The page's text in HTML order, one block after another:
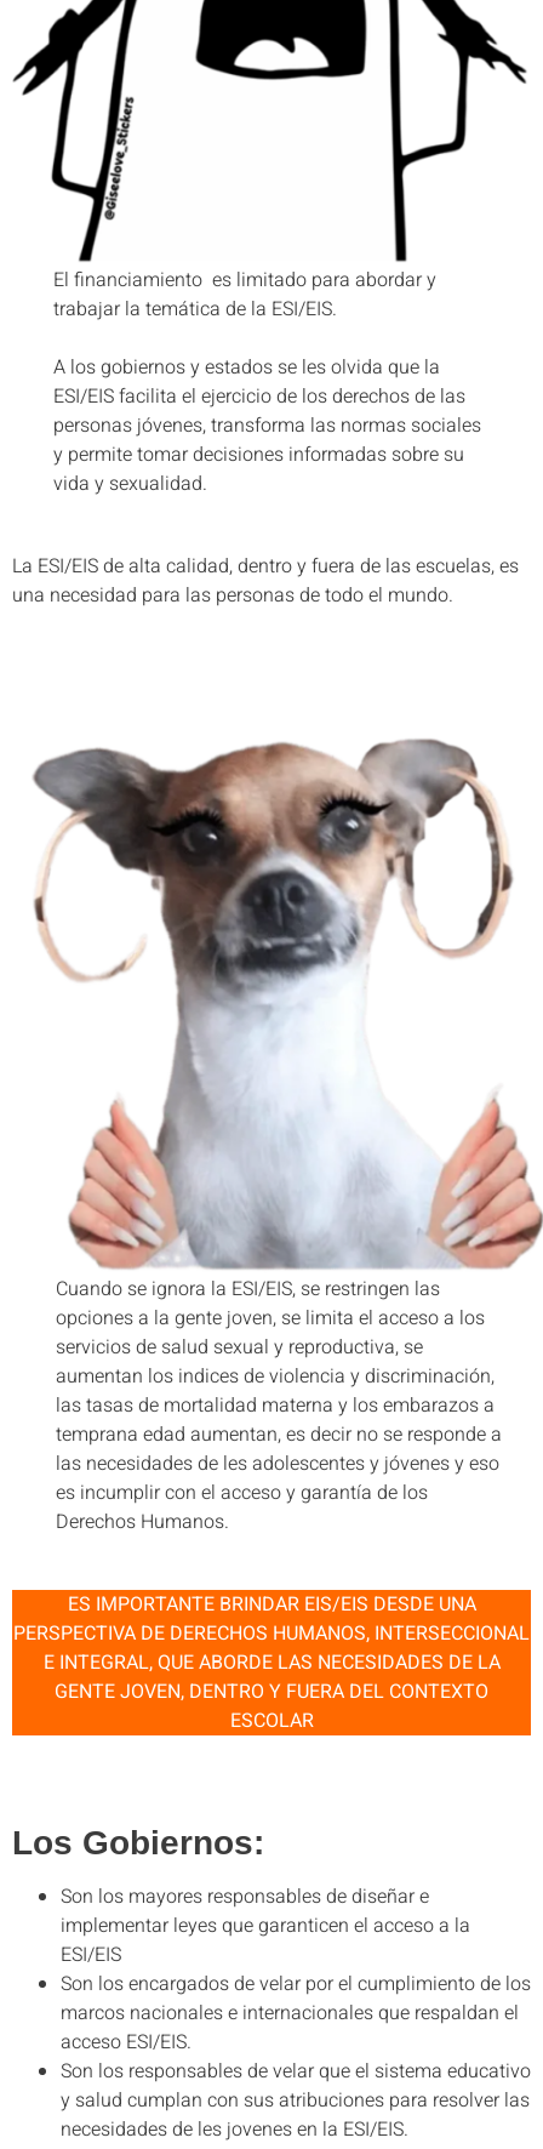
El financiamiento es limitado para abordar y
trabajar la temática de la ESI/EIS.
A los gobiernos y estados se les olvida que la
ESI/EIS facilita el ejercicio de los derechos de las
personas jóvenes, transforma las normas sociales
y permite tomar decisiones informadas sobre su
vida y sexualidad.
La ESI/EIS de alta calidad, dentro y fuera de las escuelas, es
una necesidad para las personas de todo el mundo.
Cuando se ignora la ESI/EIS, se restringen las
opciones a la gente joven, se limita el acceso a los
servicios de salud sexual y reproductiva, se
aumentan los indices de violencia y discriminación,
las tasas de mortalidad materna y los embarazos a
temprana edad aumentan, es decir no se responde a
las necesidades de les adolescentes y jóvenes y eso
es incumplir con el acceso y garantía de los
Derechos Humanos.
ES IMPORTANTE BRINDAR EIS/EIS DESDE UNA
PERSPECTIVA DE DERECHOS HUMANOS, INTERSECCIONAL
E INTEGRAL, QUE ABORDE LAS NECESIDADES DE LA
GENTE JOVEN, DENTRO Y FUERA DEL CONTEXTO
ESCOLAR
Los Gobiernos:
Son los mayores responsables de diseñar e
implementar leyes que garanticen el acceso a la
ESI/EIS
Son los encargados de velar por el cumplimiento de los
marcos nacionales e internacionales que respaldan el
acceso ESI/EIS.
Son los responsables de velar que el sistema educativo
y salud cumplan con sus atribuciones para resolver las
necesidades de les jovenes en la ESI/EIS.